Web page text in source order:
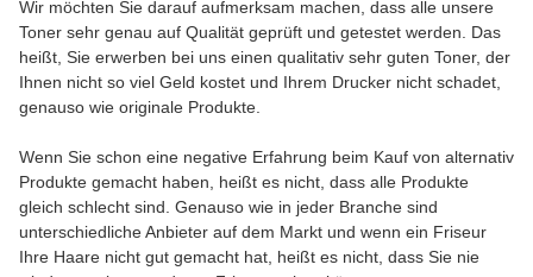
Wir möchten Sie darauf aufmerksam machen, dass alle unsere
Toner sehr genau auf Qualität geprüft und getestet werden. Das
heißt, Sie erwerben bei uns einen qualitativ sehr guten Toner, der
Ihnen nicht so viel Geld kostet und Ihrem Drucker nicht schadet,
genauso wie originale Produkte.
Wenn Sie schon eine negative Erfahrung beim Kauf von alternativ
Produkte gemacht haben, heißt es nicht, dass alle Produkte
gleich schlecht sind. Genauso wie in jeder Branche sind
unterschiedliche Anbieter auf dem Markt und wenn ein Friseur
Ihre Haare nicht gut gemacht hat, heißt es nicht, dass Sie nie